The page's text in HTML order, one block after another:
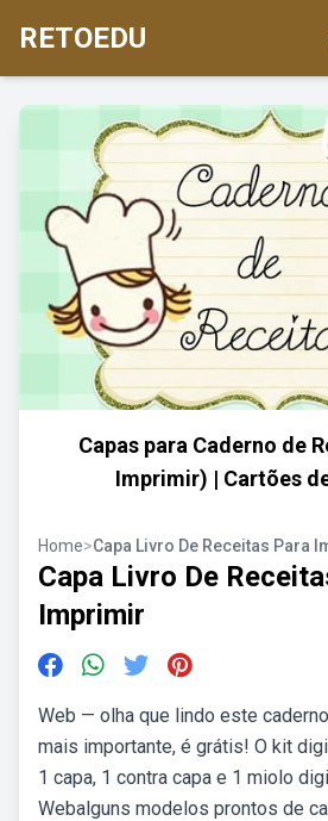
RETOEDU
Capas para Caderno de
Imprimir) | Cartões
Home>Capa Livro De Receitas Para
Capa Livro De
Imprimir
Web — olha que lindo este
mais importante, é grátis! O kit
1 capa, 1 contra capa e 1 miolo
Webalguns modelos prontos de